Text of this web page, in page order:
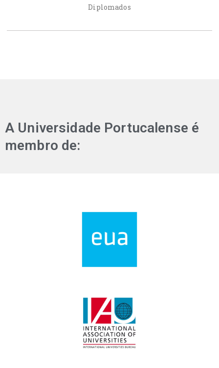
Diplomados
A Universidade Portucalense é
membro de: